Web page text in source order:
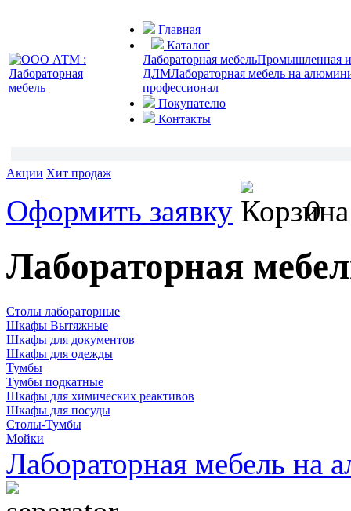
Главная
Каталог
Лабораторная мебельПромышленная и
ДЛМЛабораторная мебель на
профессионал
Покупателю
Контакты
Акции Хит продаж
Оформить заявку 0
Лабораторная
Столы лабораторные
Шкафы Вытяжные
Шкафы для документов
Шкафы для одежды
Тумбы
Тумбы подкатные
Шкафы для химических реактивов
Шкафы для посуды
Столы-Тумбы
Мойки
Лабораторная мебель на